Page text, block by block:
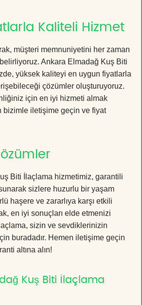
Kaliteli Hizmet
müşteri memnuniyetini her zaman
Ankara Elmadağ Kuş Biti
yüksek kaliteyi en uygun fiyatlarla
çözümler oluşturuyoruz.
için en iyi hizmeti almak
bizimle iletişime geçin ve fiyat
Biti İlaçlama hizmetimiz, garantili
sizlere huzurlu bir yaşam
haşere ve zararlıya karşı etkili
en iyi sonuçları elde etmenizi
sizin ve sevdiklerinizin
buradadır. Hemen iletişime geçin
altına alın!
Kuş Biti İlaçlama